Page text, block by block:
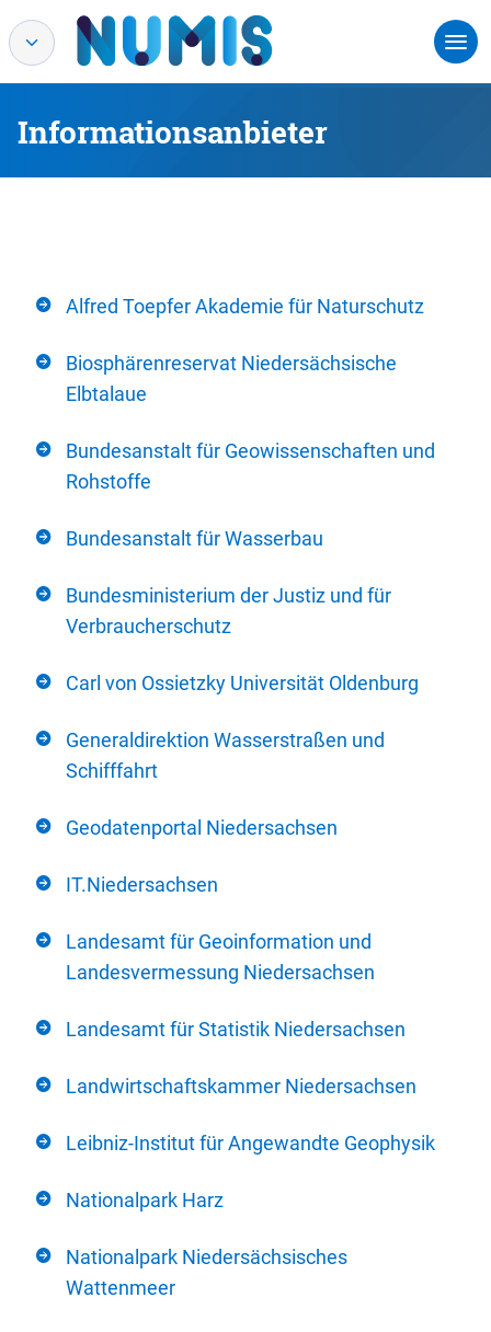
Informationsanbieter
Alfred Toepfer Akademie für Naturschutz
Biosphärenreservat Niedersächsische
Elbtalaue
Bundesanstalt für Geowissenschaften und
Rohstoffe
Bundesanstalt für Wasserbau
Bundesministerium der Justiz und für
Verbraucherschutz
Carl von Ossietzky Universität Oldenburg
Generaldirektion Wasserstraßen und
Schifffahrt
Geodatenportal Niedersachsen
IT.Niedersachsen
Landesamt für Geoinformation und
Landesvermessung Niedersachsen
Landesamt für Statistik Niedersachsen
Landwirtschaftskammer Niedersachsen
Leibniz-Institut für Angewandte Geophysik
Nationalpark Harz
Nationalpark Niedersächsisches
Wattenmeer